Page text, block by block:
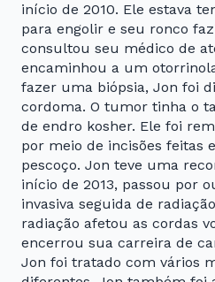
início de 2010. Ele estava
para engolir e seu ronco
consultou seu médico de
encaminhou a um
fazer uma biópsia, Jon foi
cordoma. O tumor tinha o
de endro kosher. Ele foi
por meio de incisões feitas
pescoço. Jon teve uma
início de 2013, passou por
invasiva seguida de
radiação afetou as cordas
encerrou sua carreira de
Jon foi tratado com vários